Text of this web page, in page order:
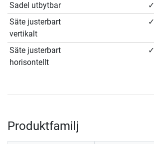
Sadel utbytbar
✓
Säte justerbart
vertikalt
✓
Säte justerbart
horisontellt
✓
Produktfamilj